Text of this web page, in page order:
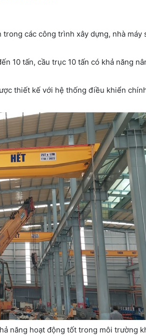
các công trình xây dựng, nhà máy
10 tấn, cầu trục 10 tấn có khả năng
thiết kế với hệ thống điều khiển
năng hoạt động tốt trong môi trường